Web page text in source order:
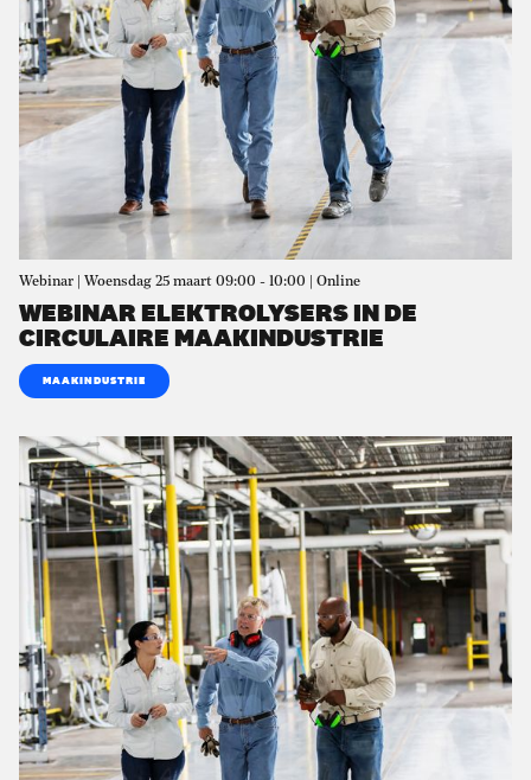
WEBINAR ELEKTROLYSERS IN DE
CIRCULAIRE MAAKINDUSTRIE
Webinar | Woensdag 25 maart 09:00 - 10:00 | Online
MAAKINDUSTRIE